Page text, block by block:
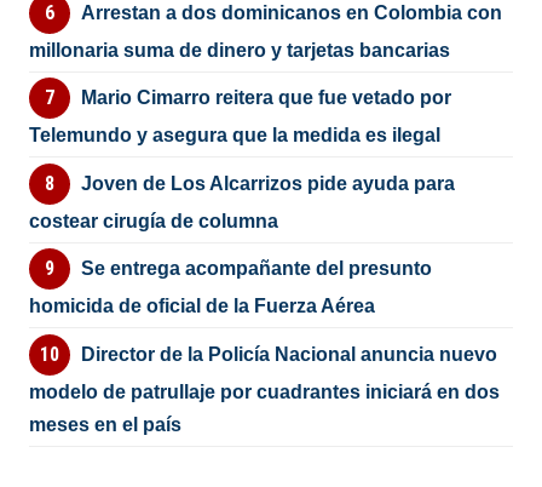
Arrestan a dos dominicanos en Colombia con
millonaria suma de dinero y tarjetas bancarias
Mario Cimarro reitera que fue vetado por
Telemundo y asegura que la medida es ilegal
Joven de Los Alcarrizos pide ayuda para
costear cirugía de columna
Se entrega acompañante del presunto
homicida de oficial de la Fuerza Aérea
Director de la Policía Nacional anuncia nuevo
modelo de patrullaje por cuadrantes iniciará en dos
meses en el país